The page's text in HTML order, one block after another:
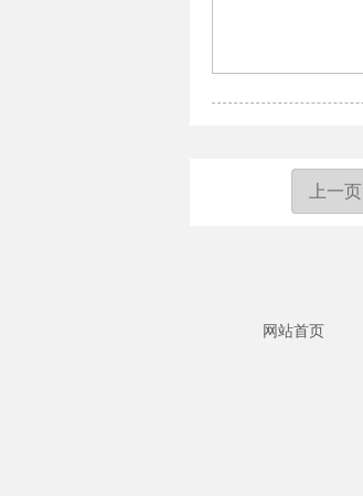
上一页
网站首页